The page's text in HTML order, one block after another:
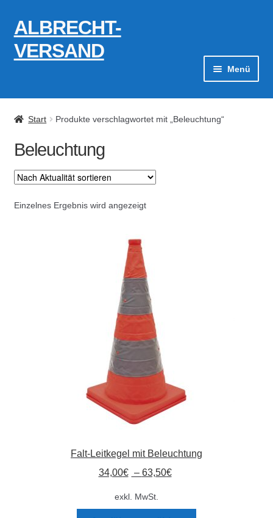
Zur
Navigation
springen
Zum
Inhalt
springen
ALBRECHT-
VERSAND
Menü
Zahlungsarten
Widerrufsbelehrung
Baustellenbedarf
Start Produkte verschlagwortet mit „Beleuchtung“
Beleuchtung
Einzelnes Ergebnis wird angezeigt
Falt-Leitkegel mit Beleuchtung
34,00€ – 63,50€
exkl. MwSt.